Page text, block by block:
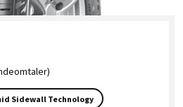
4.7
Sidewall Technology